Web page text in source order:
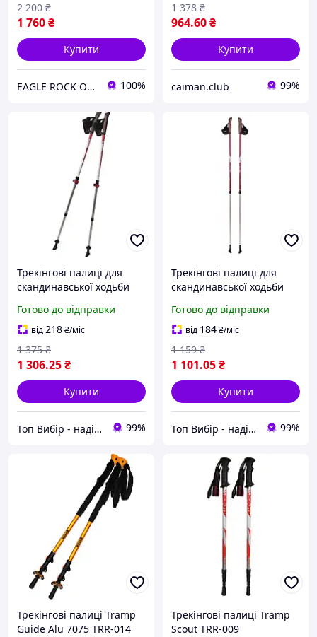
1 760₴
2 200 ₴
Купити
EAGLE ROCK Офіційний магазин бренду 100%
964.60₴
1 378 ₴
Купити
caiman.club 99%
Трекінгові палиці для
скандинавської ходьби
Готово до відправки
від218₴/міс
1 306.25₴
1 375 ₴
Купити
Топ Вибір - надійний магазин, перевірений часом 99%
Трекінгові палиці для
скандинавської ходьби
TRR-011
Готово до відправки
від 184₴/міс
1 101.05₴
1 159 ₴
Купити
Топ Вибір - надійний магазин, перевірений часом 99%
Трекінгові палиці Tramp
Guide Alu 7075 TRR-014
Трекінгові палиці Tramp
Scout TRR-009